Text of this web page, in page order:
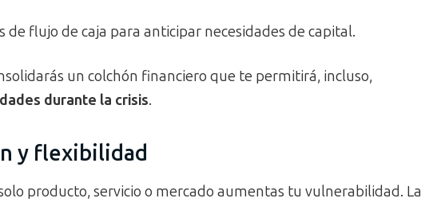
de flujo de caja para anticipar necesidades de capital.
un colchón financiero que te permitirá, incluso,
durante la crisis.
y flexibilidad
producto, servicio o mercado aumentas tu vulnerabilidad. La